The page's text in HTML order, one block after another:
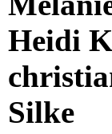
Heidi
Silke